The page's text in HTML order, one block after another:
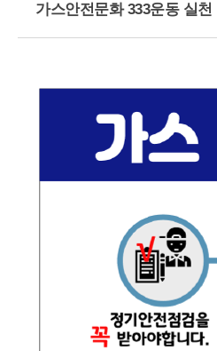
가스안전문화 333운동 실천